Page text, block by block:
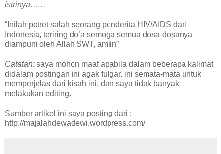
istrinya……
“Inilah potret salah seorang penderita HIV/AIDS dari
Indonesia, teriring do’a semoga semua dosa-dosanya
diampuni oleh Allah SWT, amiin”
Catatan: saya mohon maaf apabila dalam beberapa kalimat
didalam postingan ini agak fulgar, ini semata-mata untuk
memperjelas dari kisah ini, dan saya tidak banyak
melakukan editing.
Sumber artikel ini saya posting dari :
http://majalahdewadewi.wordpress.com/